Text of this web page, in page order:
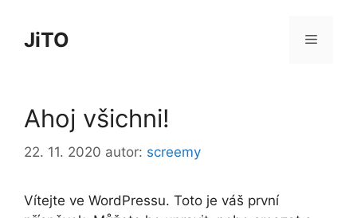
obsahJiTO Menu
Ahoj všichni!
22. 11. 2020 autor: screemy
Vítejte ve WordPressu. Toto je váš první